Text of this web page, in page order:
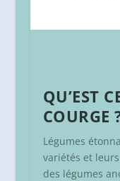
QU’EST
COURGE
Légumes
variétés et
des légumes